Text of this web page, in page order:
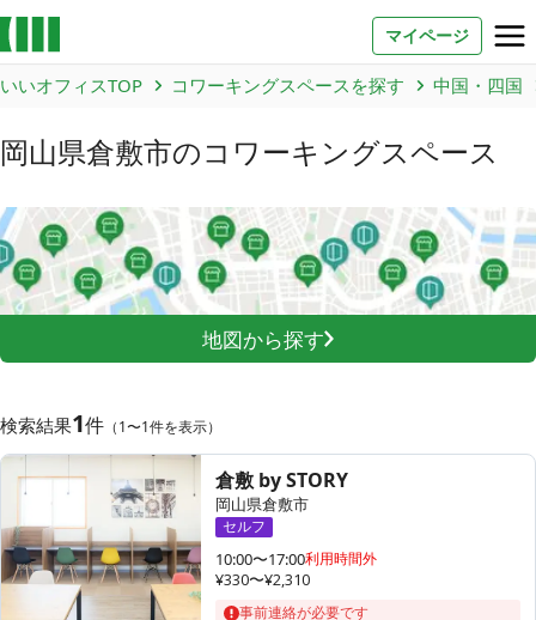
マイページ
よくあるご質問
法人での利用
いいオフィス（コワーキングスペース）
いい会議室（会議室専用スペース）
FCオーナー募集
コワーキング運営DXシステム
E Solution
いいオフィスTOP コワーキングスペースを探す 中国・四国
岡山県倉敷市のコワーキングスペース
地図から探す
検索結果1件 （1〜1件を表示）
倉敷 by STORY
岡山県倉敷市
セルフ
10:00〜17:00利用時間外
¥330〜¥2,310
事前連絡が必要です